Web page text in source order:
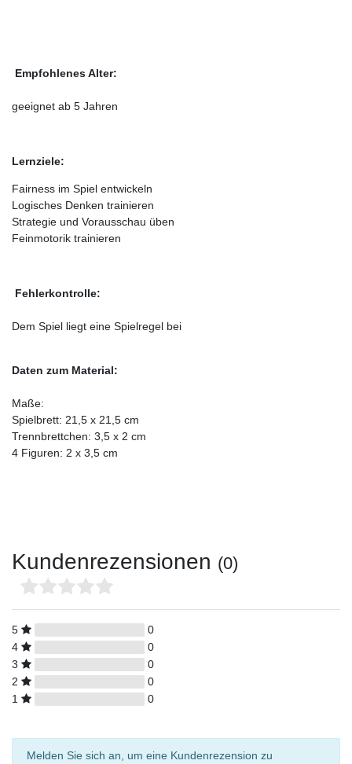
Empfohlenes Alter:
geeignet ab 5 Jahren
Lernziele:
Fairness im Spiel entwickeln
Logisches Denken trainieren
Strategie und Vorausschau üben
Feinmotorik trainieren
Fehlerkontrolle:
Dem Spiel liegt eine Spielregel bei
Daten zum Material:
Maße:
Spielbrett: 21,5 x 21,5 cm
Trennbrettchen: 3,5 x 2 cm
4 Figuren: 2 x 3,5 cm
Kundenrezensionen (0)
5
0
4
0
3
0
2
0
1
0
Melden Sie sich an, um eine Kundenrezension zu